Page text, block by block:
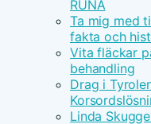
RUNA
Ta mig med
fakta och
Vita fläckar
behandling
Drag i
Linda